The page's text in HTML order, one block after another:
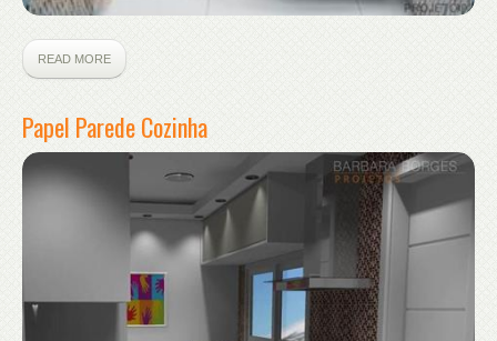
READ MORE
Papel Parede Cozinha